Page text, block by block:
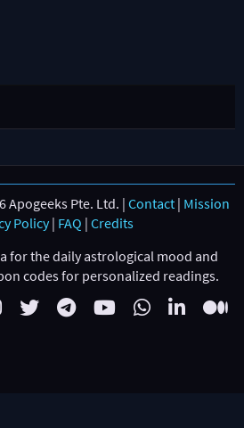
Apogeeks Pte. Ltd. | Contact | Mission
Policy| FAQ | Credits
for the daily astrological mood and
codes for personalized readings.